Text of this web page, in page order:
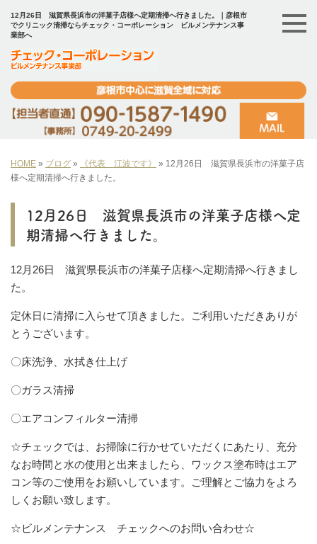
12月26日 滋賀県長浜市の洋菓子店様へ定期清掃へ行きました。｜彦根市
でクリニック清掃ならチェック・コーポレーション ビルメンテナンス事
業部へ
HOME » ブログ » 《代表 江波です》 » 12月26日 滋賀県長浜市の洋菓子店
様へ定期清掃へ行きました。
12月26日 滋賀県長浜市の洋菓子店様へ定
期清掃へ行きました。
12月26日 滋賀県長浜市の洋菓子店様へ定期清掃へ行きまし
た。
定休日に清掃に入らせて頂きました。ご利用いただきありが
とうございます。
〇床洗浄、水拭き仕上げ
〇ガラス清掃
〇エアコンフィルター清掃
☆チェックでは、お掃除に行かせていただくにあたり、充分
なお時間と水の使用と出来ましたら、ワックス塗布時はエア
コン等のご使用をお願いしています。ご理解とご協力をよろ
しくお願い致します。
☆ビルメンテナンス チェックへのお問い合わせ☆